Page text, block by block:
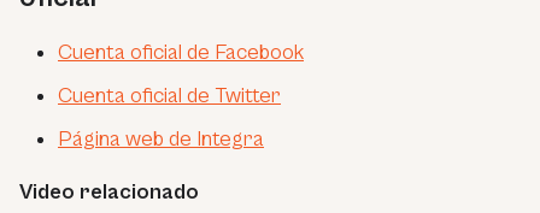
Cuenta oficial de Facebook
Cuenta oficial de Twitter
Página web de Integra
Video relacionado